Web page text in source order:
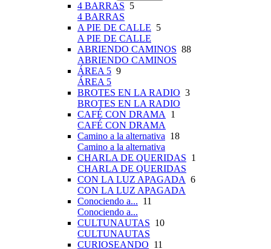
4 BARRAS 5
4 BARRAS
A PIE DE CALLE 5
A PIE DE CALLE
ABRIENDO CAMINOS 88
ABRIENDO CAMINOS
ÁREA 5 9
ÁREA 5
BROTES EN LA RADIO 3
BROTES EN LA RADIO
CAFÉ CON DRAMA
1
CAFÉ CON DRAMA
Camino a la alternativa 18
Camino a la alternativa
CHARLA DE QUERIDAS 1
CHARLA DE QUERIDAS
CON LA LUZ APAGADA 6
CON LA LUZ APAGADA
Conociendo a... 11
Conociendo a...
CULTUNAUTAS 10
CULTUNAUTAS
CURIOSEANDO 11